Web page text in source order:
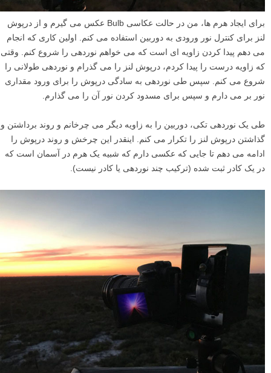
برای ایجاد هرم ها، من در حالت عکاسی Bulb عکس می گیرم و از درپوش
لنز برای کنترل نور ورودی به دوربین استفاده می کنم. اولین کاری که انجام
می دهم پیدا کردن زاویه ای است که می خواهم نوردهی را شروع کنم. وقتی
که زاویه درست را پیدا کردم، درپوش لنز را می گذرام و نوردهی طولانی را
شروع می کنم. سپس طی نوردهی به سادگی درپوش را برای ورود مقداری
نور بر می دارم و سپس برای مسدود کردن نور آن را می گذارم.
طی یک نوردهی تکی، دوربین را به زاویه دیگر می چرخانم و روند برداشتن و
گذاشتن درپوش لنز را تکرار می کنم. اینقدر این چرخش و روند درپوش را
ادامه می دهم تا جایی که عکسی دارم که شبیه یک هرم در آسمان است که
در یک کادر ثبت شده (ترکیب چند نوردهی یا کادر نیست).